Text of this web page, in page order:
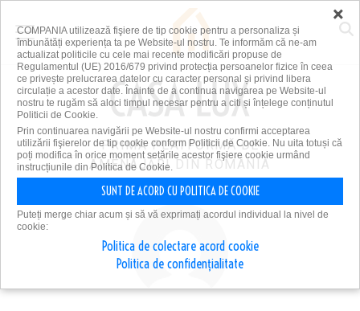
PRIMA PLATFORMĂ DE
AMENAJĂRI DIN ROMÂNIA
×
COMPANIA utilizează fişiere de tip cookie pentru a personaliza și
îmbunătăți experiența ta pe Website-ul nostru. Te informăm că ne-am
actualizat politicile cu cele mai recente modificări propuse de
Regulamentul (UE) 2016/679 privind protecția persoanelor fizice în ceea
ce privește prelucrarea datelor cu caracter personal și privind libera
circulație a acestor date. Înainte de a continua navigarea pe Website-ul
nostru te rugăm să aloci timpul necesar pentru a citi și înțelege conținutul
Politicii de Cookie.
Prin continuarea navigării pe Website-ul nostru confirmi acceptarea
utilizării fişierelor de tip cookie conform Politicii de Cookie. Nu uita totuși că
poți modifica în orice moment setările acestor fişiere cookie urmând
instrucțiunile din Politica de Cookie.
SUNT DE ACORD CU POLITICA DE COOKIE
Puteți merge chiar acum și să vă exprimați acordul individual la nivel de
cookie:
Politica de colectare acord cookie
Politica de confidențialitate